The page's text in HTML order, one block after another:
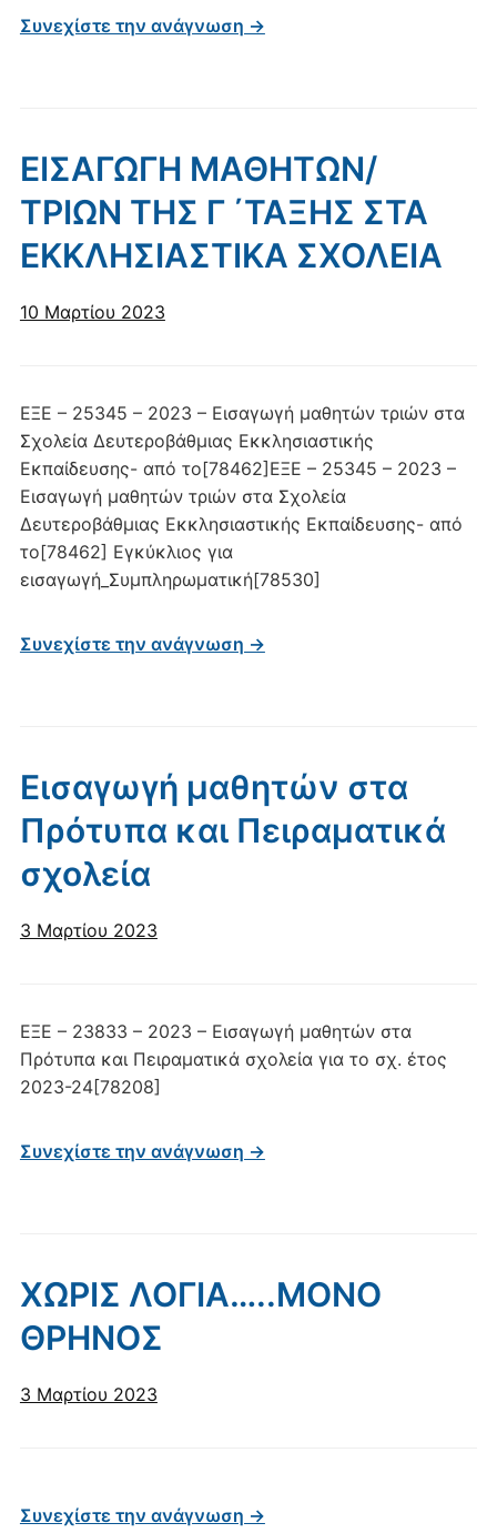
Συνεχίστε την ανάγνωση →
ΕΙΣΑΓΩΓΗ ΜΑΘΗΤΩΝ/
ΤΡΙΩΝ ΤΗΣ Γ ΄ΤΑΞΗΣ ΣΤΑ
ΕΚΚΛΗΣΙΑΣΤΙΚΑ ΣΧΟΛΕΙΑ
10 Μαρτίου 2023
ΕΞΕ – 25345 – 2023 – Εισαγωγή μαθητών τριών στα
Σχολεία Δευτεροβάθμιας Εκκλησιαστικής
Εκπαίδευσης- από το[78462]ΕΞΕ – 25345 – 2023 –
Εισαγωγή μαθητών τριών στα Σχολεία
Δευτεροβάθμιας Εκκλησιαστικής Εκπαίδευσης- από
το[78462] Εγκύκλιος για
εισαγωγή_Συμπληρωματική[78530]
Συνεχίστε την ανάγνωση →
Εισαγωγή μαθητών στα
Πρότυπα και Πειραματικά
σχολεία
3 Μαρτίου 2023
ΕΞΕ – 23833 – 2023 – Εισαγωγή μαθητών στα
Πρότυπα και Πειραματικά σχολεία για το σχ. έτος
2023-24[78208]
Συνεχίστε την ανάγνωση →
ΧΩΡΙΣ ΛΟΓΙΑ…..ΜΟΝΟ
ΘΡΗΝΟΣ
3 Μαρτίου 2023
Συνεχίστε την ανάγνωση →